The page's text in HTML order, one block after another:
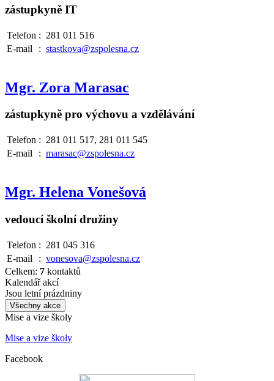
zástupkyně IT
Telefon : 281 011 516
E-mail
: stastkova@zspolesna.cz
Mgr. Zora Marasac
zástupkyně pro výchovu a vzdělávání
Telefon : 281 011 517, 281 011 545
E-mail
: marasac@zspolesna.cz
Mgr. Helena Vonešová
vedoucí školní družiny
Telefon : 281 045 316
E-mail
: vonesova@zspolesna.cz
Celkem: 7 kontaktů
Kalendář akcí
Jsou letní prázdniny
Všechny akce
Mise a vize školy
Mise a vize školy
Facebook